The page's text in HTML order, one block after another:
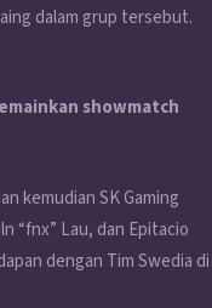
dalam grup tersebut.
showmatch
kemudian SK Gaming
“fnx” Lau, dan Epitacio
dengan Tim Swedia di